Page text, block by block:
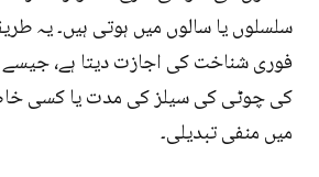
سلسلوں یا سالوں میں ہوتی ہیں۔ یہ
فوری شناخت کی اجازت دیتا ہے،
کی چوٹی کی سیلز کی مدت یا کسی
میں منفی تبدیلی۔